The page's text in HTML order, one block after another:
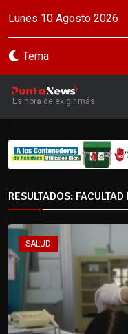
Lunes 10 Agosto 2026
Tema
Es hora de exigir más
RESULTADOS:
SALUD